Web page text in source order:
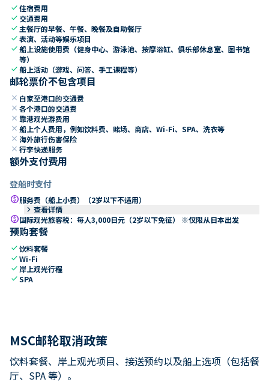
check住宿费用
check 交通费用
check 主餐厅的早餐、午餐、晚餐及自助餐厅
check表演、活动等娱乐项目
check船上设施使用费（健身中心、游泳池、按摩浴缸、俱乐部休息室、图书馆
等）
check船上活动（游戏、问答、手工课程等）
邮轮票价不包含项目
close 自家至港口的交通费
close 各个港口的交通费
close 靠港观光游费用
close 船上个人费用，例如饮料费、赌场、商店、Wi-Fi、SPA、洗衣等
close 海外旅行伤害保险
close 行李快递服务
额外支付费用
登船时支付
paid服务费（船上小费）（2岁以下不适用）
keyboard_arrow_right 查看详情
paid国际观光旅客税：每人3,000日元（2岁以下免征） ※仅限从日本出发
预购套餐
check饮料套餐
checkWi-Fi
check 岸上观光行程
checkSPA
MSC邮轮取消政策
饮料套餐、岸上观光项目、接送预约以及船上选项（包括餐
厅、SPA 等）。